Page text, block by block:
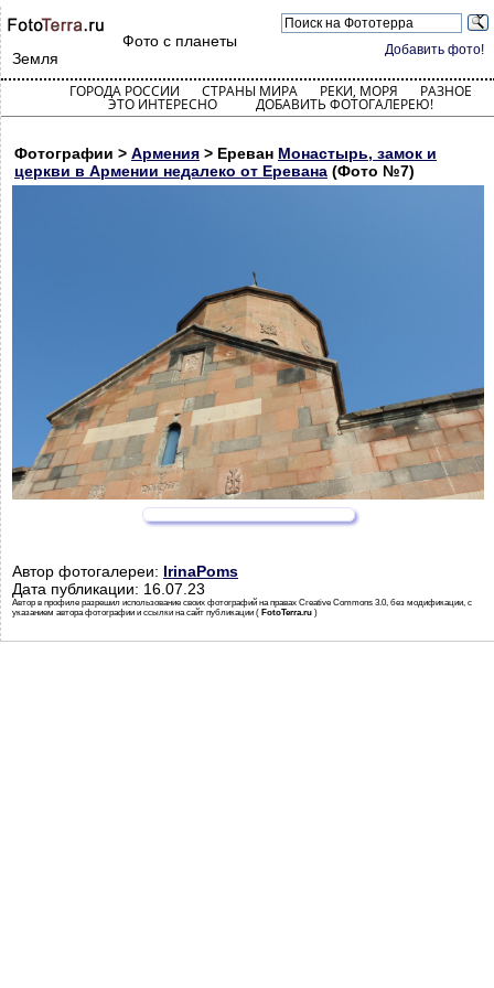
Добавить фото!
Фото с планеты
Земля
ГОРОДА РОССИИ СТРАНЫ МИРА РЕКИ, МОРЯ РАЗНОЕ
ЭТО ИНТЕРЕСНО ДОБАВИТЬ ФОТОГАЛЕРЕЮ!
Фотографии > Армения > Ереван Монастырь, замок и
церкви в Армении недалеко от Еревана (Фото №7)
Автор фотогалереи: IrinaPoms
Дата публикации: 16.07.23
Автор в профиле разрешил использование своих фотографий на правах Creative Commons 3.0, без модификации, с
указанием автора фотографии и ссылки на сайт публикации ( FotoTerra.ru )